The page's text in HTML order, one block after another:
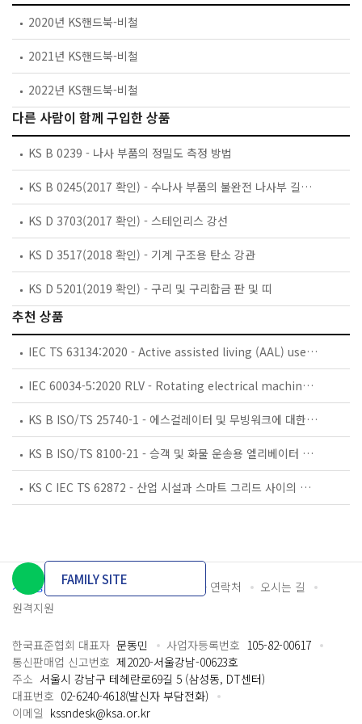
2020년 KS핸드북-비철
2021년 KS핸드북-비철
2022년 KS핸드북-비철
다른 사람이 함께 구입한 상품
KS B 0239 - 나사 부품의 정밀도 측정 방법
KS B 0245(2017 확인) - 수나사 부품의 불완전 나사부 길이 및 나사의 틈새
KS D 3703(2017 확인) - 스테인리스 강선
KS D 3517(2018 확인) - 기계 구조용 탄소 강관
KS D 5201(2019 확인) - 구리 및 구리합금 판 및 띠
추천 상품
IEC TS 63134:2020 - Active assisted living (AAL) use cases
IEC 60034-5:2020 RLV - Rotating electrical machines - Part 5: Degrees of protection provided by the integral design of rotating electrical machines (IP code) - Classification
KS B ISO/TS 25740-1 - 에스컬레이터 및 무빙워크에 대한 안전요건 — 제1부: 세계공통 필수 안전요건(GESRs)
KS B ISO/TS 8100-21 - 승객 및 화물 운송용 엘리베이터 —제21부: 세계공통 필수안전요건(GESRs)을 충족하는 세계공통 안전 파라미터(GSPs)
KS C IEC TS 62872 - 산업 시설과 스마트 그리드 사이의 산업 공정 측정, 제어 및 자동화 시스템 인터페이스
개인정보처리방침 이용약관 담당자 연락처
오시는 길
원격지원
FAMILY SITE
한국표준협회 대표자 문동민 사업자등록번호 105-82-00617
통신판매업 신고번호 제2020-서울강남-00623호
주소 서울시 강남구 테헤란로69길 5 (삼성동, DT센터)
대표번호 02-6240-4618(발신자 부담전화)
이메일 kssndesk@ksa.or.kr